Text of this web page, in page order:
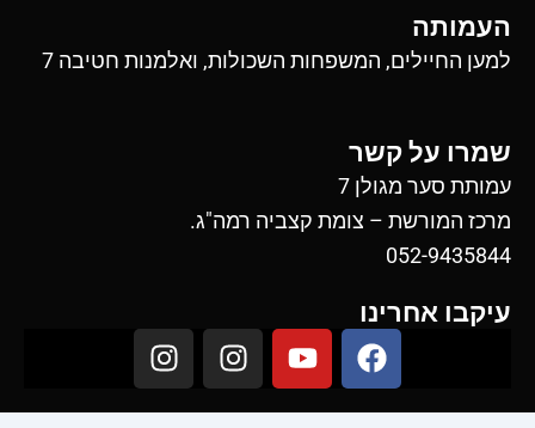
העמותה
למען החיילים, המשפחות השכולות, ואלמנות חטיבה 7
שמרו על קשר
עמותת סער מגולן 7
מרכז המורשת – צומת קצביה רמה"ג.
052-9435844
עיקבו אחרינו
F
a
c
Y
o
u
I
n
s
I
n
s